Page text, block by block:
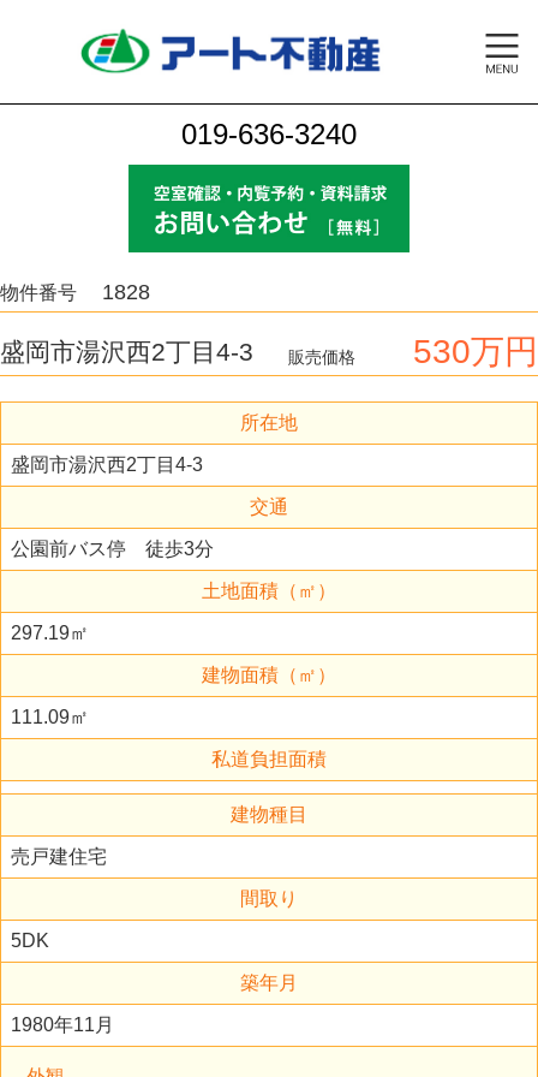
019-636-3240
物件番号 1828
盛岡市湯沢西2丁目4-3 販売価格 530万円
所在地
盛岡市湯沢西2丁目4-3
交通
公園前バス停 徒歩3分
土地面積（㎡）
297.19㎡
建物面積（㎡）
111.09㎡
私道負担面積
建物種目
売戸建住宅
間取り
5DK
築年月
1980年11月